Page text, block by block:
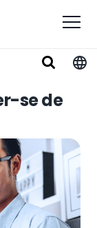
se de